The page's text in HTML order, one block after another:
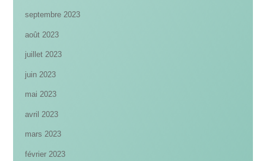
septembre 2023
août 2023
juillet 2023
juin 2023
mai 2023
avril 2023
mars 2023
février 2023